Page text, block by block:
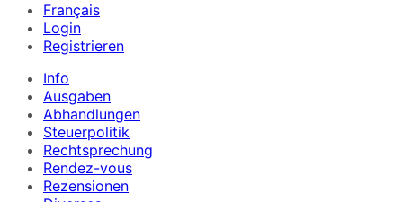
Français
Login
Registrieren
Info
Ausgaben
Abhandlungen
Steuerpolitik
Rechtsprechung
Rendez-vous
Rezensionen